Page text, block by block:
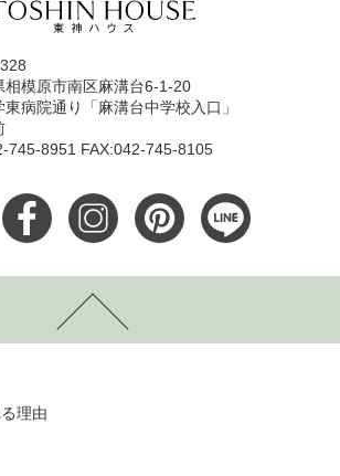
相模原市南区麻溝台6-1-20
病院通り「麻溝台中学校入口」
745-8951 FAX:042-745-8105
理由